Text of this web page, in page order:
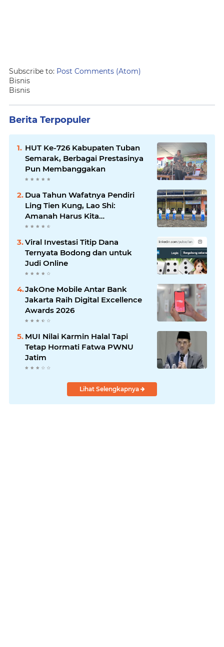
Subscribe to: Post Comments (Atom)
Bisnis
Bisnis
Berita Terpopuler
HUT Ke-726 Kabupaten Tuban
Semarak, Berbagai Prestasinya
Pun Membanggakan
Dua Tahun Wafatnya Pendiri
Ling Tien Kung, Lao Shi:
Amanah Harus Kita
Laksanakan!
Viral Investasi Titip Dana
Ternyata Bodong dan untuk
Judi Online
JakOne Mobile Antar Bank
Jakarta Raih Digital Excellence
Awards 2026
MUI Nilai Karmin Halal Tapi
Tetap Hormati Fatwa PWNU
Jatim
Lihat Selengkapnya